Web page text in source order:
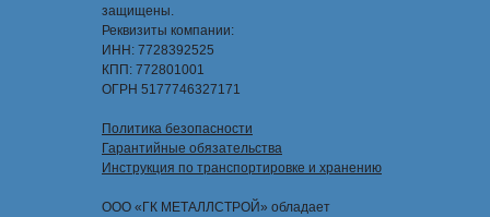
защищены.
Реквизиты компании:
ИНН: 7728392525
КПП: 772801001
ОГРН 5177746327171
Политика безопасности
Гарантийные обязательства
Инструкция по транспортировке и хранению
ООО «ГК МЕТАЛЛСТРОЙ» обладает